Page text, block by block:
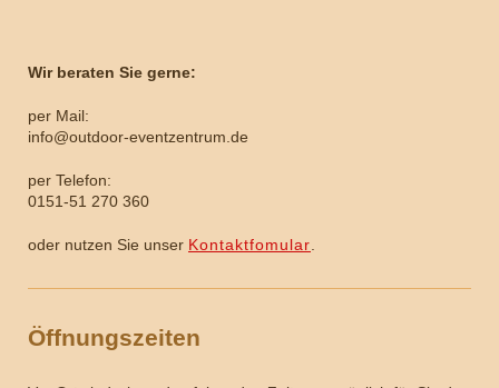
Wir beraten Sie gerne:
per Mail:
info@outdoor-eventzentrum.de
per Telefon:
0151-51 270 360
oder nutzen Sie unser Kontaktfomular
Öffnungszeiten